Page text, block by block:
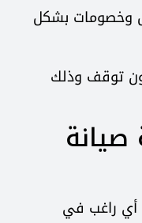
وخصومات بشكل
توقف وذلك
أي راغب في